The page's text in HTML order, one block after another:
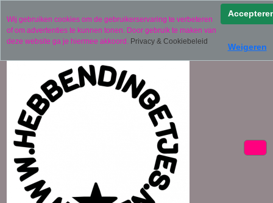
gepersonaliseerde producten)
06 11441834
Wij gebruiken cookies om de gebruikerservaring te verbeteren
of om advertenties te kunnen tonen. Door gebruik te maken van
deze website ga je hiermee akkoord. Privacy & Cookiebeleid
Weigeren